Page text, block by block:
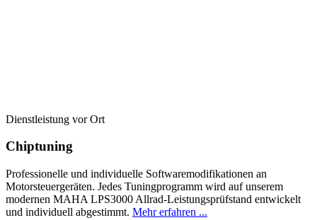
Dienstleistung vor Ort
Chiptuning
Professionelle und individuelle Softwaremodifikationen an
Motorsteuergeräten. Jedes Tuningprogramm wird auf unserem
modernen MAHA LPS3000 Allrad-Leistungsprüfstand entwickelt
und individuell abgestimmt. Mehr erfahren ...